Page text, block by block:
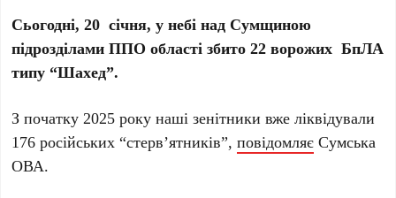
Сьогодні, 20 січня, у небі над Сумщиною
підрозділами ППО області збито 22 ворожих БпЛА
типу “Шахед”.
З початку 2025 року наші зенітники вже ліквідували
176 російських “стерв’ятників”,повідомляє Сумська
ОВА.